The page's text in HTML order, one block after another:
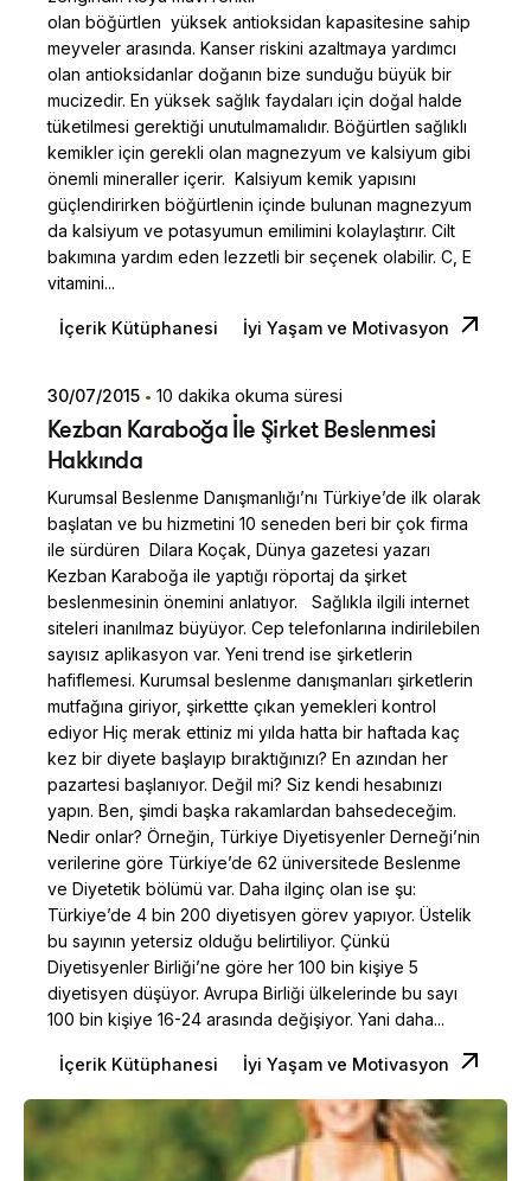
olan böğürtlen yüksek antioksidan kapasitesine sahip
meyveler arasında. Kanser riskini azaltmaya yardımcı
olan antioksidanlar doğanın bize sunduğu büyük bir
mucizedir. En yüksek sağlık faydaları için doğal halde
tüketilmesi gerektiği unutulmamalıdır. Böğürtlen sağlıklı
kemikler için gerekli olan magnezyum ve kalsiyum gibi
önemli mineraller içerir. Kalsiyum kemik yapısını
güçlendirirken böğürtlenin içinde bulunan magnezyum
da kalsiyum ve potasyumun emilimini kolaylaştırır. Cilt
bakımına yardım eden lezzetli bir seçenek olabilir. C, E
vitamini...
İçerik Kütüphanesi İyi Yaşam ve Motivasyon
Posted by
Dilara Koçak
30/07/2015 10 dakika okuma süresi
Kezban Karaboğa İle Şirket Beslenmesi
Hakkında
Kurumsal Beslenme Danışmanlığı’nı Türkiye’de ilk olarak
başlatan ve bu hizmetini 10 seneden beri bir çok firma
ile sürdüren Dilara Koçak, Dünya gazetesi yazarı
Kezban Karaboğa ile yaptığı röportaj da şirket
beslenmesinin önemini anlatıyor. Sağlıkla ilgili internet
siteleri inanılmaz büyüyor. Cep telefonlarına indirilebilen
sayısız aplikasyon var. Yeni trend ise şirketlerin
hafiflemesi. Kurumsal beslenme danışmanları şirketlerin
mutfağına giriyor, şirkettte çıkan yemekleri kontrol
ediyor Hiç merak ettiniz mi yılda hatta bir haftada kaç
kez bir diyete başlayıp bıraktığınızı? En azından her
pazartesi başlanıyor. Değil mi? Siz kendi hesabınızı
yapın. Ben, şimdi başka rakamlardan bahsedeceğim.
Nedir onlar? Örneğin, Türkiye Diyetisyenler Derneği’nin
verilerine göre Türkiye’de 62 üniversitede Beslenme
ve Diyetetik bölümü var. Daha ilginç olan ise şu:
Türkiye’de 4 bin 200 diyetisyen görev yapıyor. Üstelik
bu sayının yetersiz olduğu belirtiliyor. Çünkü
Diyetisyenler Birliği’ne göre her 100 bin kişiye 5
diyetisyen düşüyor. Avrupa Birliği ülkelerinde bu sayı
100 bin kişiye 16-24 arasında değişiyor. Yani daha...
İçerik Kütüphanesi İyi Yaşam ve Motivasyon
Posted by
Dilara Koçak